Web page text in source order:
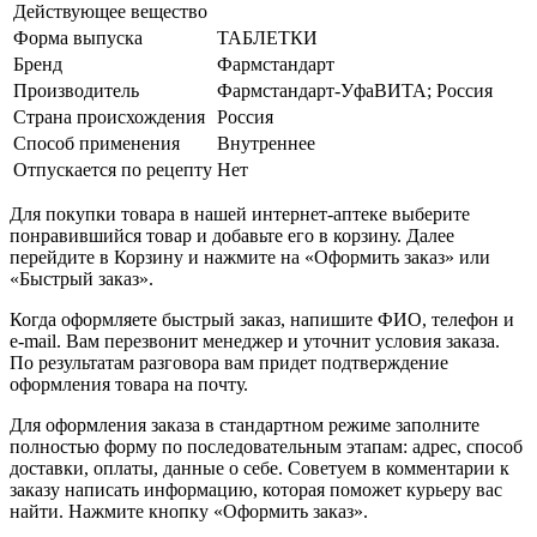
Действующее вещество
Форма выпуска
ТАБЛЕТКИ
Бренд
Фармстандарт
Производитель
Фармстандарт-УфаВИТА; Россия
Страна происхождения Россия
Способ применения
Внутреннее
Отпускается по рецепту Нет
Для покупки товара в нашей интернет-аптеке выберите
понравившийся товар и добавьте его в корзину. Далее
перейдите в Корзину и нажмите на «Оформить заказ» или
«Быстрый заказ».
Когда оформляете быстрый заказ, напишите ФИО, телефон и
e-mail. Вам перезвонит менеджер и уточнит условия заказа.
По результатам разговора вам придет подтверждение
оформления товара на почту.
Для оформления заказа в стандартном режиме заполните
полностью форму по последовательным этапам: адрес, способ
доставки, оплаты, данные о себе. Советуем в комментарии к
заказу написать информацию, которая поможет курьеру вас
найти. Нажмите кнопку «Оформить заказ».